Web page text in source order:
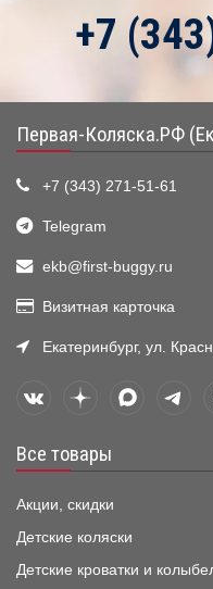
+7
Первая-Коляска.РФ
+7 (343) 271-51-61
Telegram
ekb@first-buggy.ru
Визитная карточка
Екатеринбург, ул.
Все товары
Акции, скидки
Детские коляски
Детские кроватки и